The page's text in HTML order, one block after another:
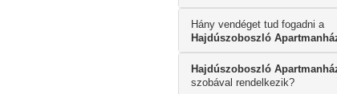
Hány vendéget tud fogadni a
Hajdúszoboszló
Hajdúszoboszló
szobával rendelkezik?